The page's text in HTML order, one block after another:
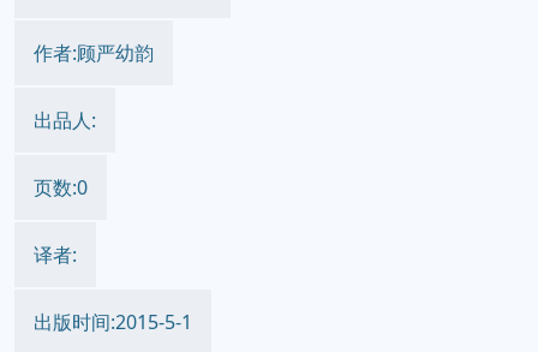
作者:顾严幼韵
出品人:
页数:0
译者:
出版时间:2015-5-1